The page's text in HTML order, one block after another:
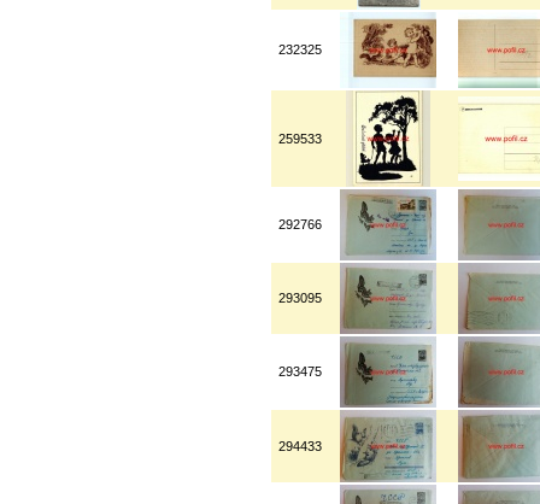
232325
259533
292766
293095
293475
294433